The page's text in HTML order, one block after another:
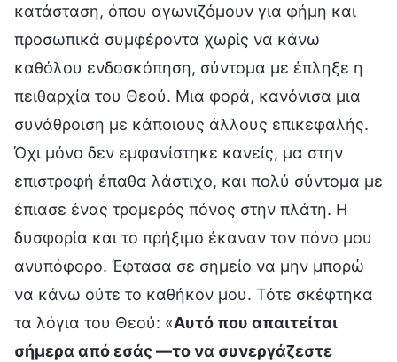
κατάσταση, όπου αγωνιζόμουν για φήμη και
προσωπικά συμφέροντα χωρίς να κάνω
καθόλου ενδοσκόπηση, σύντομα με έπληξε η
πειθαρχία του Θεού. Μια φορά, κανόνισα μια
συνάθροιση με κάποιους άλλους επικεφαλής.
Όχι μόνο δεν εμφανίστηκε κανείς, μα στην
επιστροφή έπαθα λάστιχο, και πολύ σύντομα με
έπιασε ένας τρομερός πόνος στην πλάτη. Η
δυσφορία και το πρήξιμο έκαναν τον πόνο μου
ανυπόφορο. Έφτασα σε σημείο να μην μπορώ
να κάνω ούτε το καθήκον μου. Τότε σκέφτηκα
τα λόγια του Θεού: «Αυτό που απαιτείται
σήμερα από εσάς —το να συνεργάζεστε